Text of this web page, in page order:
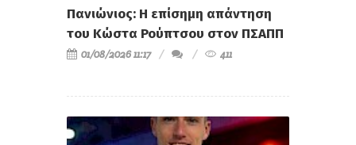
Πανιώνιος: Η επίσημη απάντηση
του Κώστα Ρούπτσου στον ΠΣΑΠΠ
01/08/2026 11:17 411